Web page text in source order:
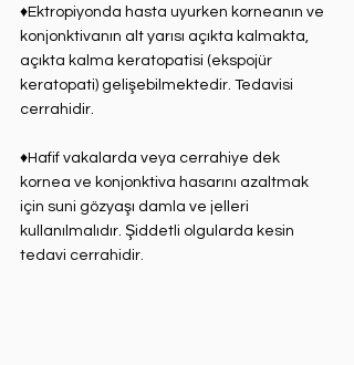
♦Ektropiyonda hasta uyurken korneanın ve
konjonktivanın alt yarısı açıkta kalmakta,
açıkta kalma keratopatisi (ekspojür
keratopati) gelişebilmektedir. Tedavisi
cerrahidir. ⁣
♦Hafif vakalarda veya cerrahiye dek
kornea ve konjonktiva hasarını azaltmak
için suni gözyaşı damla ve jelleri
kullanılmalıdır. Şiddetli olgularda kesin
tedavi cerrahidir. ⁣